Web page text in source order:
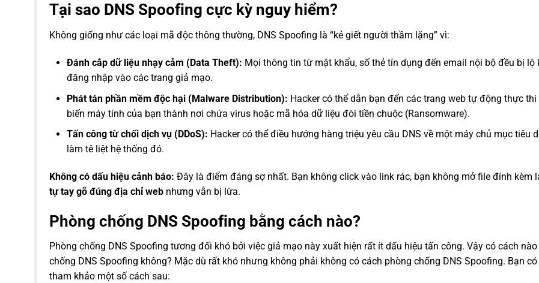
Tại sao DNS Spoofing cực kỳ nguy hiểm?
Không giống như các loại mã độc thông thường, DNS Spoofing là “kẻ giết người thầm lặng” vì:
Đánh cắp dữ liệu nhạy cảm (Data Theft): Mọi thông tin từ mật khẩu, số thẻ tín dụng đến email nội bộ đều bị lộ
đăng nhập vào các trang giả mạo.
Phát tán phần mềm độc hại (Malware Distribution): Hacker có thể dẫn bạn đến các trang web tự động thực
biến máy tính của bạn thành nơi chứa virus hoặc mã hóa dữ liệu đòi tiền chuộc (Ransomware).
Tấn công từ chối dịch vụ (DDoS): Hacker có thể điều hướng hàng triệu yêu cầu DNS về một máy chủ mục tiêu
làm tê liệt hệ thống đó.
Không có dấu hiệu cảnh báo: Đây là điểm đáng sợ nhất. Bạn không click vào link rác, bạn không mở file đính kèm
tự tay gõ đúng địa chỉ web nhưng vẫn bị lừa.
Phòng chống DNS Spoofing bằng cách nào?
Phòng chống DNS Spoofing tương đối khó bởi việc giả mạo này xuất hiện rất ít dấu hiệu tấn công. Vậy có cách
chống DNS Spoofing không? Mặc dù rất khó nhưng không phải không có cách phòng chống DNS Spoofing. Bạn có
tham khảo một số cách sau: